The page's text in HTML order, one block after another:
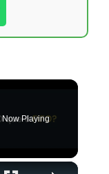
Now Playing
×